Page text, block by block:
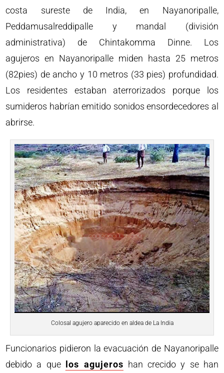
costa sureste de India, en Nayanoripalle,
Peddamusalreddipalle y mandal (división
administrativa) de Chintakomma Dinne. Los
agujeros en Nayanoripalle miden hasta 25 metros
(82pies) de ancho y 10 metros (33 pies) profundidad.
Los residentes estaban aterrorizados porque los
sumideros habrían emitido sonidos ensordecedores al
abrirse.
Colosal agujero aparecido en aldea de La India
Funcionarios pidieron la evacuación de Nayanoripalle
debido a que
los agujeros han crecido y se han